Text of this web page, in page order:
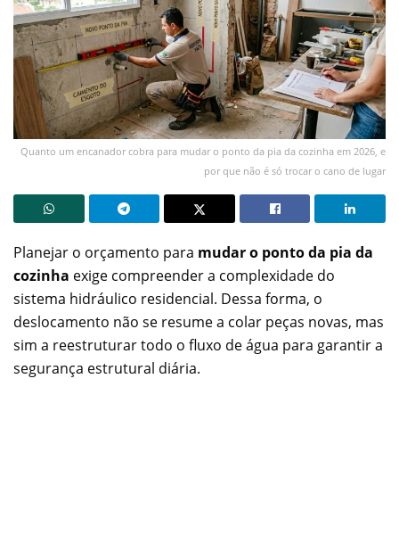
Quanto um encanador cobra para mudar o ponto da pia da cozinha em 2026, e
por que não é só trocar o cano de lugar
Planejar o orçamento para mudar o ponto da pia da
cozinha exige compreender a complexidade do
sistema hidráulico residencial. Dessa forma, o
deslocamento não se resume a colar peças novas, mas
sim a reestruturar todo o fluxo de água para garantir a
segurança estrutural diária.